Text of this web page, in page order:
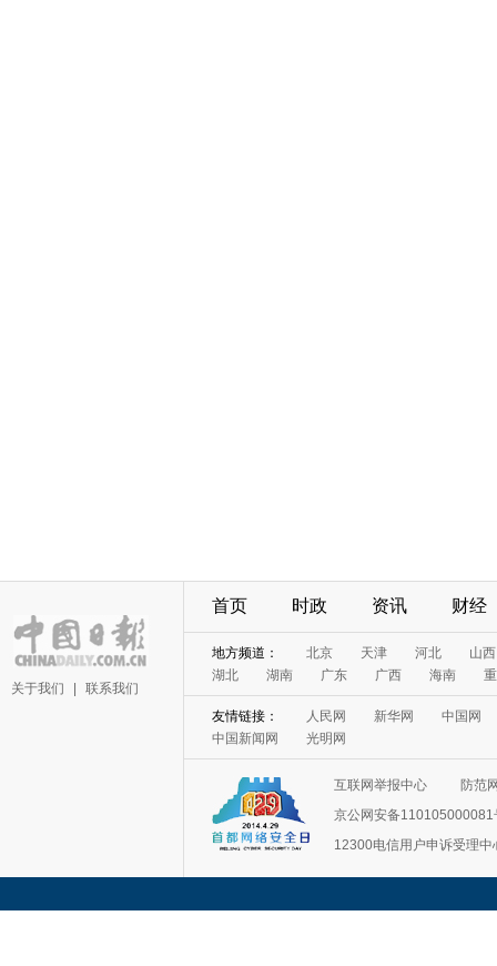
关于我们 联系我们
首页 时政 资讯 财经
地方频道： 北京 天津 河北
山西
湖北
湖南 广东 广西 海南
友情链接： 人民网 新华网
中国网
中国新闻网
光明网
互联网举报中心
防范
京公网安备110105000081
12300电信用户申诉受理中